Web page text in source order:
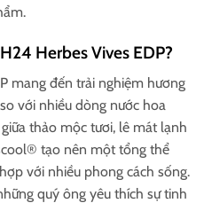
Herbes Vives EDP?
mang đến trải nghiệm hương
với nhiều dòng nước hoa
thảo mộc tươi, lê mát lạnh
tạo nên một tổng thể
với nhiều phong cách sống.
quý ông yêu thích sự tinh